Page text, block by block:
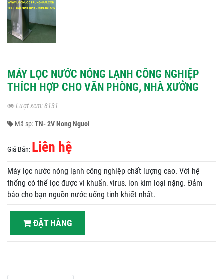
MÁY LỌC NƯỚC NÓNG LẠNH CÔNG NGHIỆP
THÍCH HỢP CHO VĂN PHÒNG, NHÀ XƯỞNG
Lượt xem: 8131
Mã sp:TN- 2V Nong Nguoi
Giá Bán: Liên hệ
Máy lọc nước nóng lạnh công nghiệp chất lượng cao. Với hệ
thống có thể lọc được vi khuẩn, virus, ion kim loại nặng. Đảm
bảo cho bạn nguồn nước uống tinh khiết nhất.
ĐẶT HÀNG